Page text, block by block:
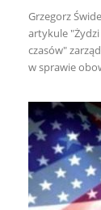
Grzegorz
artykule "Żydzi
czasów"
w sprawie